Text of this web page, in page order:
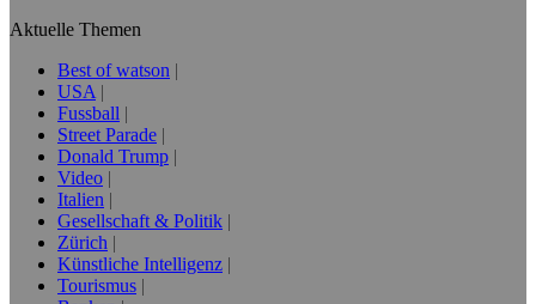
Aktuelle Themen
Best of watson
USA
Fussball
Street Parade
Donald Trump
Video
Italien
Gesellschaft & Politik
Zürich
Künstliche Intelligenz
Tourismus